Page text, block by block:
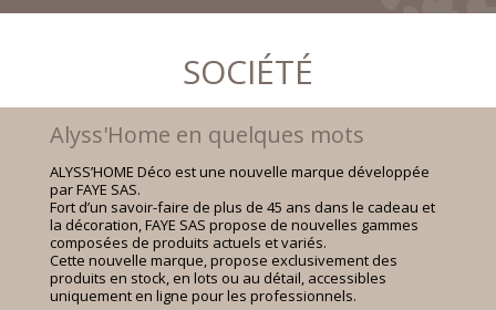
SOCIÉTÉ
Alyss'Home en quelques mots
ALYSS’HOME Déco est une nouvelle marque développée
par FAYE SAS.
Fort d’un savoir-faire de plus de 45 ans dans le cadeau et
la décoration, FAYE SAS propose de nouvelles gammes
composées de produits actuels et variés.
Cette nouvelle marque, propose exclusivement des
produits en stock, en lots ou au détail, accessibles
uniquement en ligne pour les professionnels.